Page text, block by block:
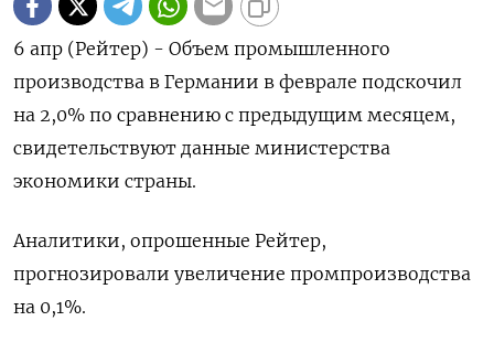
6 апр (Рейтер) - Объем промышленного
производства в Германии в феврале подскочил
на 2,0%​​​ по сравнению с предыдущим месяцем,
свидетельствуют данные министерства
экономики страны.
Аналитики, опрошенные Рейтер,
прогнозировали увеличение промпроизводства
на 0,1%​​.